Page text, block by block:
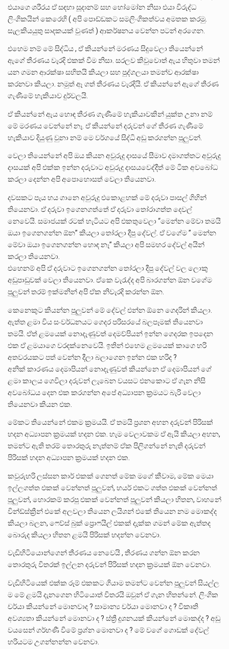
එයාගෙ ශරීරය ඒ සඳහා සූදානම් සහ හෝමෝන නිසා එයා විරුද්ධ
ලිංගිකයින් කෙරෙහි ( අපි පොඩ්ඩකට සමලිංගිකත්වය අමතක කරමු.
සැලකියයුතු සාදකයක් වුණත් ) ආකර්ෂනය වෙන්න පටන් අරගෙන.
එහෙම නම් මේ සිද්ධිය , ඒ කියන්නේ මරණය සිදුවෙලා තියෙන්නේ
ඇගේ තීරණය වැරදි එකක් වීම නිසා. සරලව කිවුවොත් ඇය හිතුවා තමන්
යන ගමන ආරක්ෂා සහිතයි කියලා සහ පුද්ගලයා තමන්ව ආරක්ෂා
කරනවා කියලා. නමුත් ඈ ගත් තීරණය වැරදියි. ඒ කියන්නේ ඇගේ තීරණ
ගැණීමේ හැකියාව දුර්වලයි.
ඒ කියන්නේ ඇය හොඳ තීරණ ගැණීමේ හැකියාවකින් යුක්ත උනා නම්
මේ මරණය වෙන්නේ නෑ. ඒ කියන්නේ දරුවන් ගේ තීරණ ගැණීමේ
හැකියාව දියුණු වුනා නම් මෙ වර්ගයේ සිද්ධි අඩු කරගන්න පුලුවන්.
වෙලා තියෙන්නේ අපි ඔය කියන අවුරුදු දාසයේ සීමාව දමාගත්තට අවුරුදු
දාසයක් අපි එක්ක ඉන්න දරුවාට අවුරුදු දාසයවෙද්දීත් මේ ටික අවබෝධ
කරලා දෙන්න අපි අපොහොසත් වෙලා තියෙනවා.
දවසකට පැය හය ගානෙ අවුරුදු එකොළහක් මේ දරුවා පාසල් ගිහින්
තියෙනවා. ඒ දරුවා ඉගෙනගත්තේ ඒ දරුවා තෝරාගත්ත දෙවල්
නෙවෙයි. සමාජයක් රටක් හැටියට අපි එකතුවෙලා “මෙන්න මේවා තමයි
ඔයා ඉගෙනගන්න ඕන” කියලා තෝරලා දීපු දේවල්. ඒ වගේම ” මෙන්න
මේවා ඔයා ඉගෙනගන්න හොඳ නෑ” කියලා අපි සමහර දේවල් අයින්
කරලා තියෙනවා.
එහෙනම් අපි ඒ දරුවාට ඉගෙනගන්න තෝරලා දීපු දේවල් වල ලොකු
අඩුපාඩුවක් වෙලා තියෙනවා. ඒකෙ වැරැද්ද අපි බාරගන්න ඕන වගේම
පුලුවන් තරම් ඉක්මනින් අපි ඒක නිවැරදි කරන්න ඕන.
කෙනෙකුට කියන්න පුලුවන් මේ දේවල් එන්න ඕනෙ ගෙදරින් කියලා.
ඇත්ත ළමා විය සංවර්ධනයට ගෙදර පරිසරයේ බලපෑමක් තියෙනවා
තමයි. ඒත් ළමයෙක් නොදැණුවත් දෙමව්පියන් ඉන්න ගෙදරක ඉපදෙන
එක ඒ ළමයාගෙ වරදක්නෙවෙයි. ඉතින් එහෙම ළමයෙක් කාගෙ හරි
අතවරයකට පත් වෙන්න දීලා බලාගෙන ඉන්න එක හරිද ?
අනික් කාරණය දෙමාපියන් නොදැණුවත් කියන්නෙ ඒ දෙමාපියන් ගේ
ළමා කාලය ගෙවිලා දරුවන් ලැබෙන වයසට එනකොට ඒ ගැන නිසි
අවබෝධය දෙන එක කරගන්න අපේ අධ්‍යාපන ක්‍රමයට බැරි වෙලා
තියෙනවා කියන එක.
මේකට තියෙන්නේ එකම ක්‍රමයයි. ඒ තමයි ප්‍රශන අහන දරුවන් පිරිසක්
හදන අධ්‍යාපන ක්‍රමයක් හදන එක. හැම වෙලාවකම ඒ ඇයි කියලා අහන,
තමන්ට ඇති තරම් තොරතුරු නැත්නම් ඒක පිලිගන්නේ නැති දරුවන්
පිරිසක් හදන අධ්‍යාපන ක්‍රමයක් හදන එක.
කවුරුහරි ලස්සන කාර් එකක් ගෙනත් මේක මගේ කීවාම, මේක මෙයා
ඉල්ලගත්ත එකක් වෙන්නත් පුලුවන්, හයර් එකට ගත්ත එකක් වෙන්නත්
පුලුවන්, හොරකම් කරපු එකක් වෙන්නත් පුලුවන් කියලා හිතන, වාහනේ
වින්ඩ්ස්ක්‍රීන් එකේ අලවලා තියෙන ලයිශන් එකේ තියෙන නම මොකද්ද
කියලා බලන, ෆෙව්ස් බුක් ප්‍රොෆයිල් එකක් දැක්ක ගමන් මේක ඇත්තද
බොරුද කියලා හිතන ළමයි පිරිසක් හදන්න වෙනවා.
වැඩිහිටියොන්ගෙන් තීරණය නෙවෙයි , තීරණය ගන්න ඕන කරන
තොරතුරු විතරක් ඉල්ලන දරුවන් පිරිසක් හදන ක්‍රමයක් ඕන වෙනවා.
වැඩිහිටියෙක් එක්ක රූම් එකකට ගියාම තමන්ට වෙන්න පුලුවන් සියල්ල
ම මේ ළමයි දැනගෙන හිටියොත් විතරයි ඔවුන් ඒ ගැන හිතන්නේ. ලිංගික
චර්යා කියන්නේ මොනවාද ? සාමාන්‍ය චර්යා මොනවා ද ? විකෘති
අවශ්‍යතා කියන්නේ මොනවා ද ? ස්ත්‍රී දූශනයක් කියන්නේ මොකද්ද ? අඩු
වයසෙන් ගර්භණී වීමේ ප්‍රශ්න මොනවා ද ? මේ වගේ ගොඩක් දේවල්
හරියටම උගන්නන්න වෙනවා.